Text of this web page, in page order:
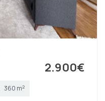
2.900€
360 m2